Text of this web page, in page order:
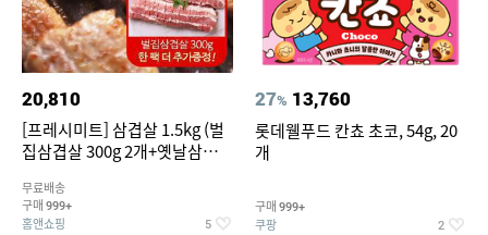
20,810
[프레시미트] 삼겹살 1.5kg (벌
집삼겹살 300g 2개+옛날삼겹살
팩 추가증정)
무료배송
구매 999+
홈앤쇼핑 5
27% 13,760
롯데웰푸드 칸쵸 초코, 54g, 20
개
구매 999+
쿠팡 2